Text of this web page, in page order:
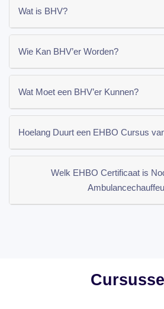
Wat is BHV?
Wie Kan BHV’er Worden?
Wat Moet een BHV’er Kunnen?
Hoelang Duurt een EHBO Cursus
Welk EHBO Certificaat is